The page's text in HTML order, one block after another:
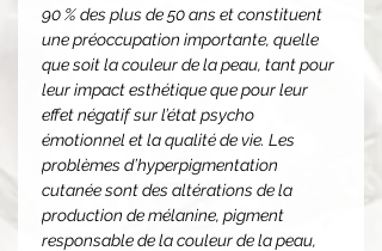
90 % des plus de 50 ans et constituent
une préoccupation importante, quelle
que soit la couleur de la peau, tant pour
leur impact esthétique que pour leur
effet négatif sur l’état psycho
émotionnel et la qualité de vie. Les
problèmes d’hyperpigmentation
cutanée sont des altérations de la
production de mélanine, pigment
responsable de la couleur de la peau,